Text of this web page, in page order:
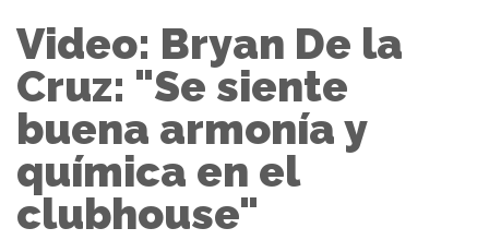
Video: Bryan De la
Cruz: "Se siente
buena armonía y
química en el
clubhouse"